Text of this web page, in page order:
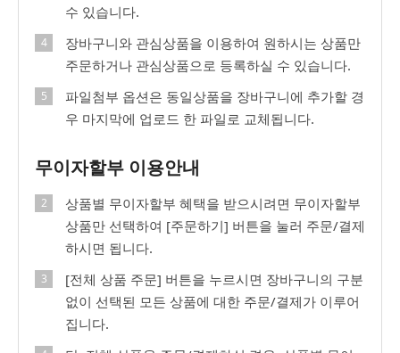
수 있습니다.
장바구니와 관심상품을 이용하여 원하시는 상품만
주문하거나 관심상품으로 등록하실 수 있습니다.
파일첨부 옵션은 동일상품을 장바구니에 추가할 경
우 마지막에 업로드 한 파일로 교체됩니다.
무이자할부 이용안내
상품별 무이자할부 혜택을 받으시려면 무이자할부
상품만 선택하여 [주문하기] 버튼을 눌러 주문/결제
하시면 됩니다.
[전체 상품 주문] 버튼을 누르시면 장바구니의 구분
없이 선택된 모든 상품에 대한 주문/결제가 이루어
집니다.